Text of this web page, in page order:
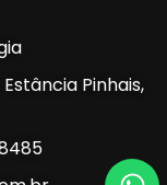
Pinhais,